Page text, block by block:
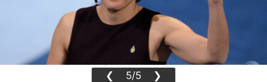
❮ 5/5 ❯